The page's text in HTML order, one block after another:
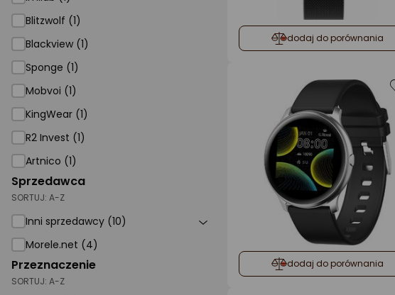
Blitzwolf (1)
Blackview (1)
Sponge (1)
Mobvoi (1)
KingWear (1)
R2 Invest (1)
Artnico (1)
Sprzedawca
SORTUJ: A-Z
Inni sprzedawcy (10)
Morele.net (4)
Przeznaczenie
SORTUJ: A-Z
dodaj do porównania
dodaj do porównania